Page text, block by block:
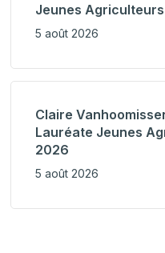
Jeunes
5 août 2026
Claire
Lauréate Jeunes
2026
5 août 2026